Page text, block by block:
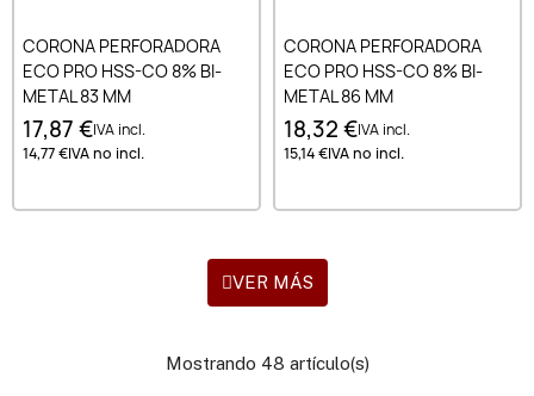
CORONA PERFORADORA
ECO PRO HSS-CO 8% BI-
METAL 83 MM
17,87 €IVA incl.
14,77 €IVA no incl.
CORONA PERFORADORA
ECO PRO HSS-CO 8% BI-
METAL 86 MM
18,32 €IVA incl.
15,14 €IVA no incl.
VER MÁS
Mostrando 48 artículo(s)